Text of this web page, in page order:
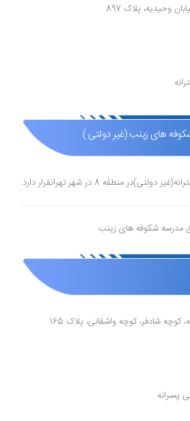
وحیدیه، پلاک 897
های زینب (غیر دولتی )
منطقه 8 در شهر تهرانقرار دارد.
مدرسه شکوفه های زینب
شادفر، کوچه واشقانی، پلاک 165
پسرانه